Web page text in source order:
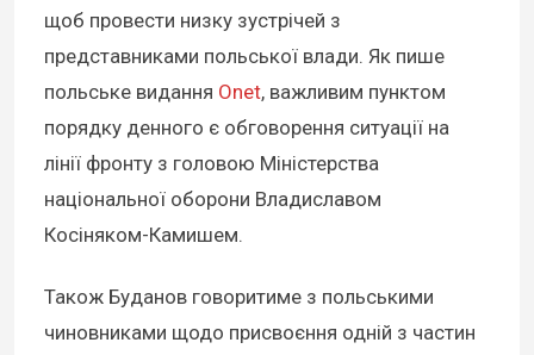
щоб провести низку зустрічей з
представниками польської влади. Як пише
польське видання Onet, важливим пунктом
порядку денного є обговорення ситуації на
лінії фронту з головою Міністерства
національної оборони Владиславом
Косіняком-Камишем.
Також Буданов говоритиме з польськими
чиновниками щодо присвоєння одній з частин